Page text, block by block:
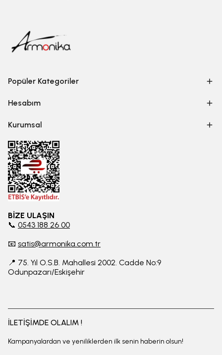
Popüler Kategoriler
Hesabım
Kurumsal
BİZE ULAŞIN
📞 0543 188 26 00
📧 satis@armonika.com.tr
📍 75. Yıl O.S.B. Mahallesi 2002. Cadde No:9
Odunpazarı/Eskişehir
İLETİŞİMDE OLALIM !
Kampanyalardan ve yeniliklerden ilk senin haberin olsun!